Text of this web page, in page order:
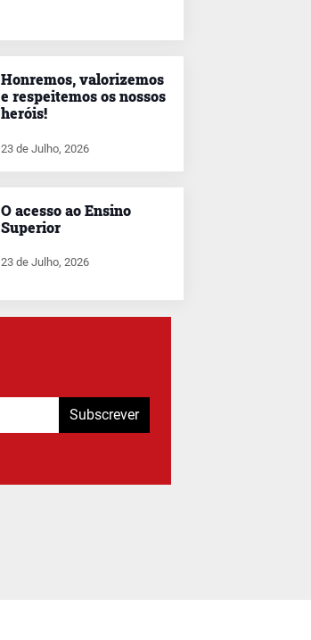
Honremos, valorizemos
e respeitemos os nossos
heróis!
23 de Julho, 2026
O acesso ao Ensino
Superior
23 de Julho, 2026
Subscrever